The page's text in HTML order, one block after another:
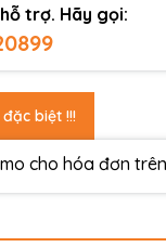
trợ. Hãy gọi:
biệt !!!
cho hóa đơn